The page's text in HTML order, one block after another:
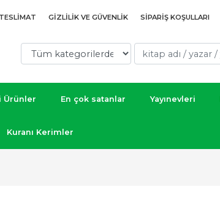
GIZLILIK VE GÜVENLIK SIPARIŞ KOŞULLARI
Ürünler En çok satanlar Yayınevleri
Kuranı Kerimler